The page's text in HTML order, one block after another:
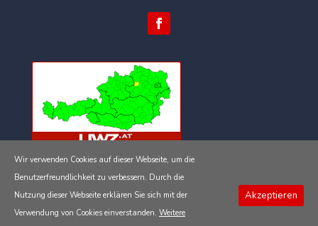
Impressum
Wir verwenden Cookies auf dieser Webseite, um die
Benutzerfreundlichkeit zu verbessern. Durch die
Nutzung dieser Webseite erklären Sie sich mit der
Verwendung von Cookies einverstanden. Weitere
Akzeptieren